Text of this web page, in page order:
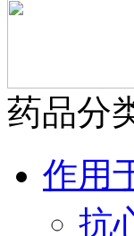
药品分
作用
抗